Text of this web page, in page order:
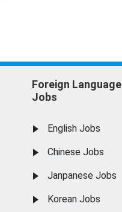
Foreign Language
Jobs
English Jobs
Chinese Jobs
Janpanese Jobs
Korean Jobs